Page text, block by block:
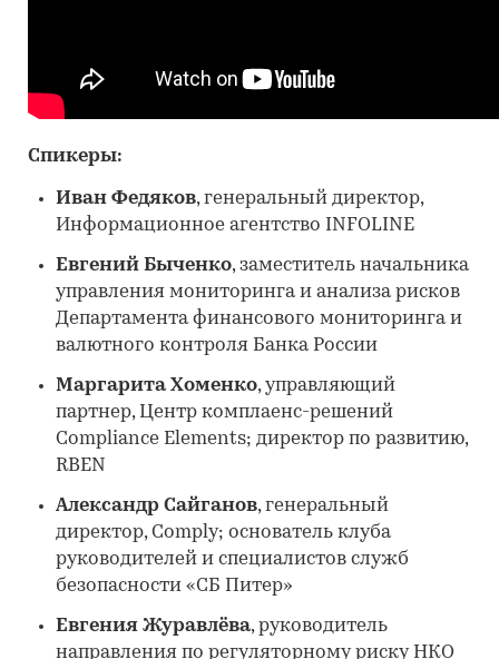
Спикеры:
Иван Федяков, генеральный директор,
Информационное агентство INFOLINE
Евгений Быченко, заместитель начальника
управления мониторинга и анализа рисков
Департамента финансового мониторинга и
валютного контроля Банка России
Маргарита Хоменко, управляющий
партнер, Центр комплаенс-решений
Compliance Elements; директор по развитию,
RBEN
Александр Сайганов, генеральный
директор, Comply; основатель клуба
руководителей и специалистов служб
безопасности «СБ Питер»
Евгения Журавлёва, руководитель
направления по регуляторному риску НКО